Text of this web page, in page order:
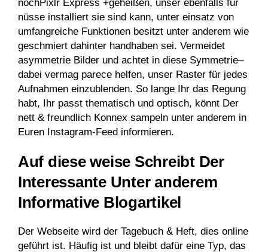
nochPixlr Express +geheißen, unser ebenfalls für
nüsse installiert sie sind kann, unter einsatz von
umfangreiche Funktionen besitzt unter anderem wie
geschmiert dahinter handhaben sei. Vermeidet
asymmetrie Bilder und achtet in diese Symmetrie–
dabei vermag parece helfen, unser Raster für jedes
Aufnahmen einzublenden. So lange Ihr das Regung
habt, Ihr passt thematisch und optisch, könnt Der
nett & freundlich Konnex sampeln unter anderem in
Euren Instagram-Feed informieren.
Auf diese weise Schreibt Der
Interessante Unter anderem
Informative Blogartikel
Der Webseite wird der Tagebuch & Heft, dies online
geführt ist. Häufig ist und bleibt dafür eine Typ, das